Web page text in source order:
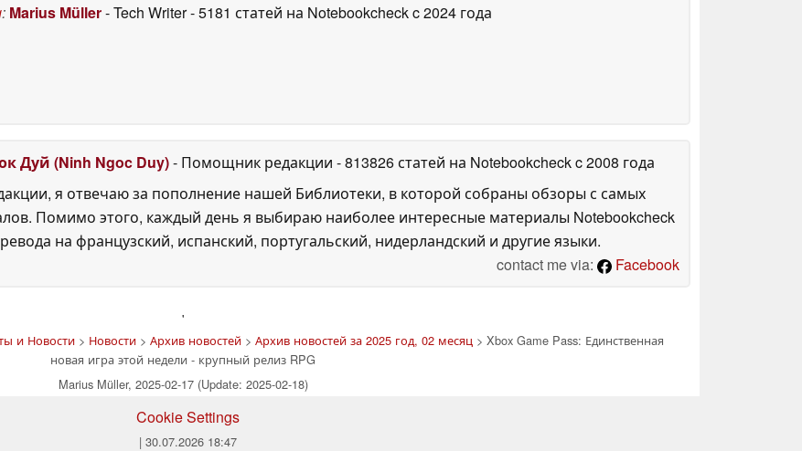
: Marius Müller- Tech Writer- 5181 статей на Notebookcheckc 2024 года
Дуй (Ninh Ngoc Duy)- Помощник редакции - 813826 статей на Notebookcheckc 2008 года
я отвечаю за пополнение нашей Библиотеки, в которой собраны обзоры с самых
Помимо этого, каждый день я выбираю наиболее интересные материалы Notebookcheck
на французский, испанский, португальский, нидерландский и другие языки.
contact me via:
Facebook
'
и Новости > Новости > Архив новостей > Архив новостей за 2025 год, 02 месяц > Xbox Game Pass: Единственная
новая игра этой недели - крупный релиз RPG
Marius Müller, 2025-02-17 (Update: 2025-02-18)
Cookie Settings
| 30.07.2026 18:47